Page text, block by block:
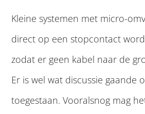
Kleine systemen met micro-
direct op een stopcontact
zodat er geen kabel naar de
Er is wel wat discussie gaande
toegestaan. Vooralsnog mag